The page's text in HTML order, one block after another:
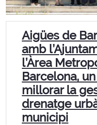
Aigües de
amb
l’Àrea
Barcelona,
millorar la
drenatge
municipi